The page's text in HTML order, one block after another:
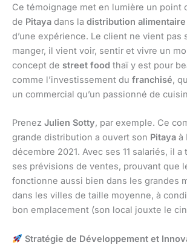
Ce témoignage met en lumière un point
de Pitaya dans la distribution alimentaire
d’une expérience. Le client ne vient pas
manger, il vient voir, sentir et vivre un
concept de street food thaï y est pour
comme l’investissement du franchisé,
un commercial qu’un passionné de
Prenez Julien Sotty, par exemple. Ce
grande distribution a ouvert son Pitaya à
décembre 2021. Avec ses 11 salariés, il
ses prévisions de ventes, prouvant que
fonctionne aussi bien dans les grandes
dans les villes de taille moyenne, à
bon emplacement (son local jouxte le
Stratégie de Développement et